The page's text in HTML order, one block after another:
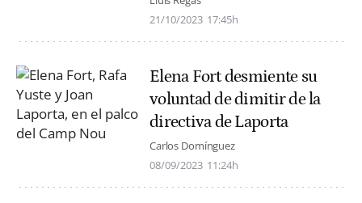
21/10/2023 17:45h
Elena Fort desmiente su
voluntad de dimitir de la
directiva de Laporta
Carlos Domínguez
08/09/2023 11:24h